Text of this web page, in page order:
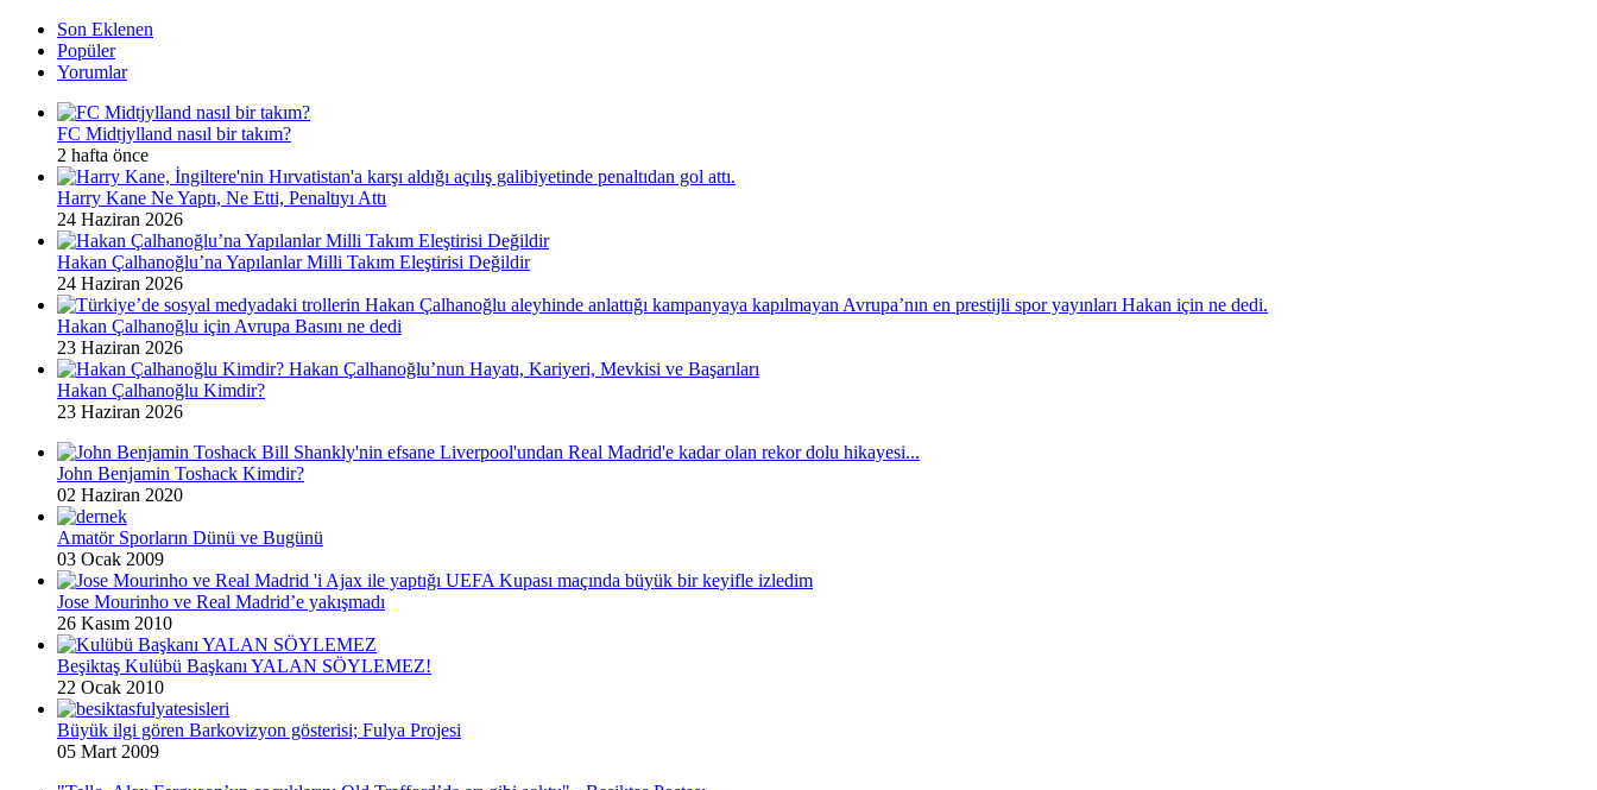
Son Eklenen
Popüler
Yorumlar
FC Midtjylland nasıl bir takım?
2 hafta önce
Harry Kane Ne Yaptı, Ne Etti, Penaltıyı Attı
24 Haziran 2026
Hakan Çalhanoğlu’na Yapılanlar Milli Takım Eleştirisi Değildir
24 Haziran 2026
Hakan Çalhanoğlu için Avrupa Basını ne dedi
23 Haziran 2026
Hakan Çalhanoğlu Kimdir?
23 Haziran 2026
John Benjamin Toshack Kimdir?
02 Haziran 2020
Amatör Sporların Dünü ve Bugünü
03 Ocak 2009
Jose Mourinho ve Real Madrid’e yakışmadı
26 Kasım 2010
Beşiktaş Kulübü Başkanı YALAN SÖYLEMEZ!
22 Ocak 2010
Büyük ilgi gören Barkovizyon gösterisi; Fulya Projesi
05 Mart 2009